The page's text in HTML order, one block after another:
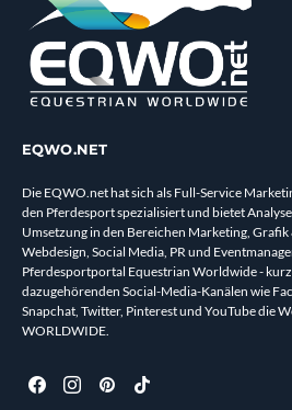
EQWO.NET
Die EQWO.net hat sich als Full-Service
den Pferdesport spezialisiert und bietet
Umsetzung in den Bereichen Marketing,
Webdesign, Social Media, PR und
Pferdesportportal Equestrian Worldwide -
dazugehörenden Social-Media-Kanälen wie
Snapchat, Twitter, Pinterest und YouTube die
WORLDWIDE.